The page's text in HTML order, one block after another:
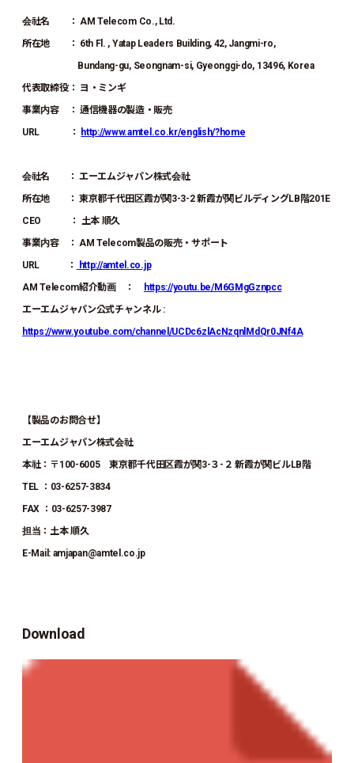
会社名 ： AM Telecom Co., Ltd.
所在地 ： 6th Fl. , Yatap Leaders Building, 42, Jangmi-ro,
Bundang-gu, Seongnam-si, Gyeonggi-do, 13496, Korea
代表取締役： ヨ・ミンギ
事業内容 ： 通信機器の製造・販売
URL ：
http://www.amtel.co.kr/english/?home
会社名 ： エーエムジャパン株式会社
所在地 ： 東京都千代田区霞が関3-3-2 新霞が関ビルディングLB階201E
CEO ： 土本 順久
事業内容 ： AM Telecom製品の販売・サポート
URL ：
http://amtel.co.jp
AM Telecom紹介動画 ：
https://youtu.be/M6GMgGznpcc
エーエムジャパン公式チャンネル :
https://www.youtube.com/channel/UCDc6zlAcNzqnlMdQr0JNf4A
【製品のお問合せ】
エーエムジャパン株式会社
本社：〒100-6005 東京都千代田区霞が関3-３-２ 新霞が関ビルLB階
TEL ：03-6257-3834
FAX ：03-6257-3987
担当：土本 順久
E-Mail: amjapan@amtel.co.jp
Download